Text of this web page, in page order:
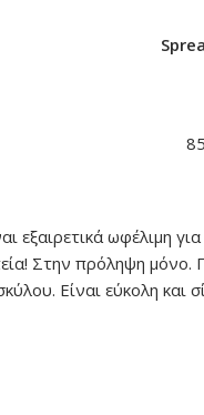
εξαιρετικά ωφέλιμη
Στην πρόληψη μόνο.
Είναι εύκολη και